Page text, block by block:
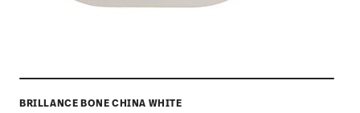
BRILLANCE BONE CHINA WHITE